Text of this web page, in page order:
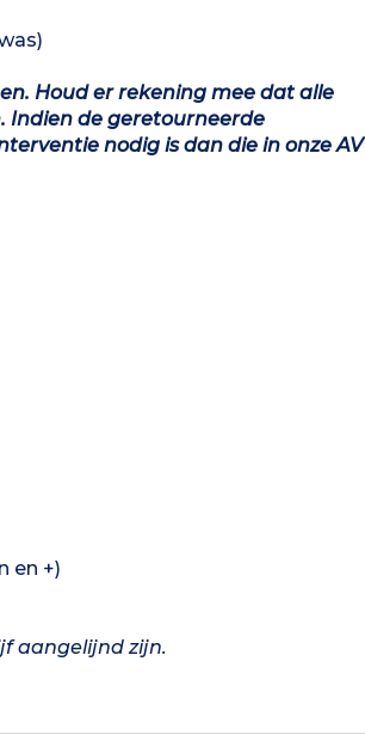
Houd er rekening mee dat alle
Indien de geretourneerde
nodig is dan die in onze AV
en +)
aangelijnd zijn.